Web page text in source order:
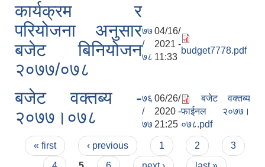
कार्यक्रम र
परियोजना अनुसार
बजेट बिनियोजन
२०७७/०७८
७७
/
७८
04/16/
2021 -
11:33
budget7778.pdf
बजेट वक्तब्य -
२०७७।०७८
७६
/
७७
06/26/
2020 -
21:25
बजेट वक्तब्य
फाईनल २०७७।
०७८.pdf
Pages
« first ‹ previous 1 2
3